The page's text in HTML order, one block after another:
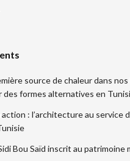
source de chaleur dans
des formes alternatives en
: l’architecture au service
Bou Saïd inscrit au patrimoine